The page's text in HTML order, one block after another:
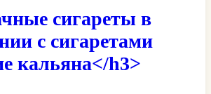
сигареты в
с сигаретами
кальяна</h3>